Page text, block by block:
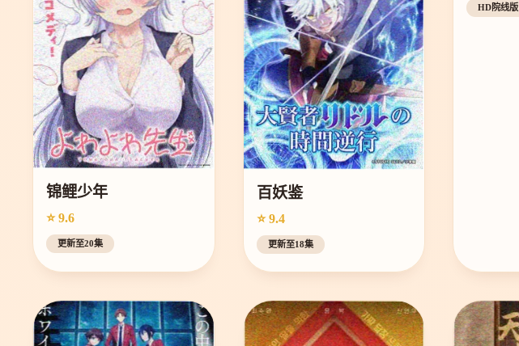
锦鲤少年
⭐ 9.6
更新至20集
百妖鉴
⭐ 9.4
更新至18集
HD院线版